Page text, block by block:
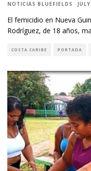
NOTICIAS BLUEFIELDS ·
El femicidio en Nueva
Rodríguez, de 18 años,
COSTA CARIBE PORTADA